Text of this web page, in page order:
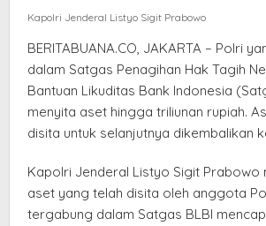
Triliun
Kapolri Jenderal Listyo Sigit Prabowo
BERITABUANA.CO, JAKARTA – Polri
dalam Satgas Penagihan Hak Tagih
Bantuan Likuditas Bank Indonesia
menyita aset hingga triliunan rupiah.
disita untuk selanjutnya dikembalikan
Kapolri Jenderal Listyo Sigit Prabowo
aset yang telah disita oleh anggota
tergabung dalam Satgas BLBI